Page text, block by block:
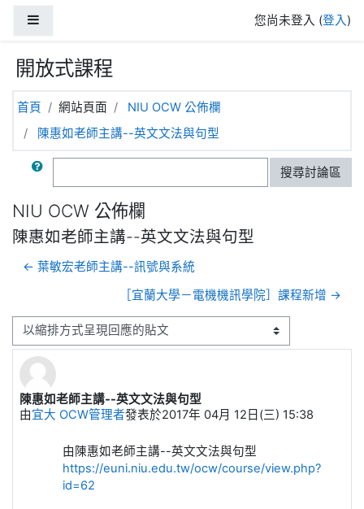
您尚未登入 (登入)
開放式課程
首頁 網站頁面
NIU OCW 公佈欄
陳惠如老師主講--英文文法與句型
搜尋 搜尋討論區
NIU OCW 公佈欄
陳惠如老師主講--英文文法與句型
← 葉敏宏老師主講--訊號與系統
［宜蘭大學－電機機訊學院］課程新增 →
顯示模式
陳惠如老師主講--英文文法與句型
由宜大 OCW管理者發表於2017年 04月 12日(三) 15:38
Number of replies: 0
由陳惠如老師主講--英文文法與句型
https://euni.niu.edu.tw/ocw/course/view.php?
id=62